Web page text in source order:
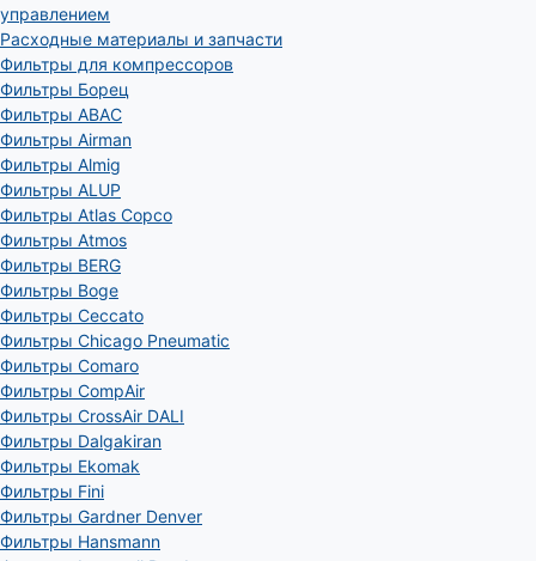
управлением
Расходные материалы и запчасти
Фильтры для компрессоров
Фильтры Борец
Фильтры ABAC
Фильтры Airman
Фильтры Almig
Фильтры ALUP
Фильтры Atlas Copco
Фильтры Atmos
Фильтры BERG
Фильтры Boge
Фильтры Ceccato
Фильтры Chicago Pneumatic
Фильтры Comaro
Фильтры CompAir
Фильтры CrossAir DALI
Фильтры Dalgakiran
Фильтры Ekomak
Фильтры Fini
Фильтры Gardner Denver
Фильтры Hansmann